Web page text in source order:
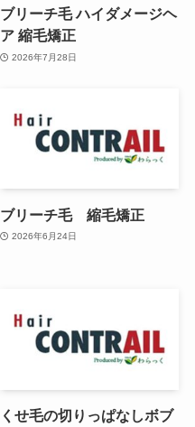
ブリーチ毛 ハイダメージヘ
ア 縮毛矯正
2026年7月28日
ブリーチ毛 縮毛矯正
2026年6月24日
くせ毛の切りっぱなしボブ